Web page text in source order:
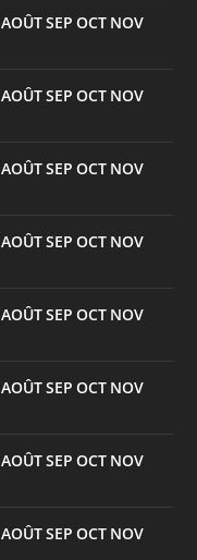
AOÛTSEP OCT NOV
AOÛTSEP OCT NOV
AOÛTSEP OCT NOV
AOÛTSEP OCT NOV
AOÛTSEP OCT NOV
AOÛTSEP OCT NOV
AOÛTSEP OCT NOV
AOÛTSEP OCT NOV